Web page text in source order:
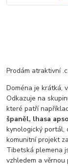
Prodám atraktivní
Doména je krátká,
Odkazuje na
které patří
španěl, lhasa
kynologický portál,
komunitní projekt
Tibetská plemena
vzhledem a věrnou